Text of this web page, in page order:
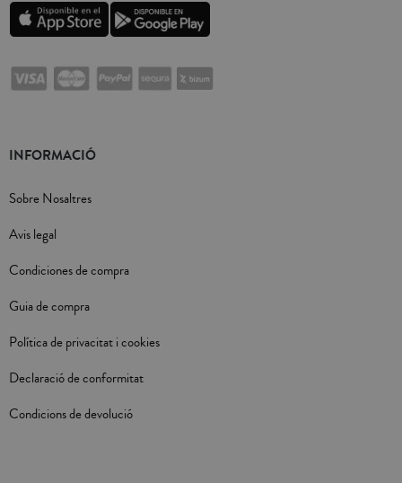
INFORMACIÓ
Sobre Nosaltres
Avis legal
Condiciones de compra
Guia de compra
Política de privacitat i cookies
Declaració de conformitat
Condicions de devolució